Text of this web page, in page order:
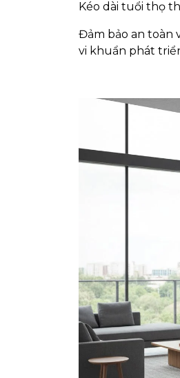
Kéo dài tuổi thọ
Đảm bảo an toàn
vi khuẩn phát